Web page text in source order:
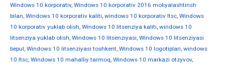
Windows 10 korporativ, Windows 10 korporativ 2016 moliyalashtirish
bilan, Windows 10 korporativ kaliti, windows 10 korporativ ltsc, Windows
10 korporativ yuklab olish, Windows 10 litsenziya kaliti, windows 10
litsenziya yuklab olish, Windows 10 litsenziyasi, Windows 10 litsenziyasi
bepul, Windows 10 litsenziyasi toshkent, Windows 10 logotiplari, windows
10 ltsc, Windows 10 mahalliy tarmoq, Windows 10 markazi otzyvov,